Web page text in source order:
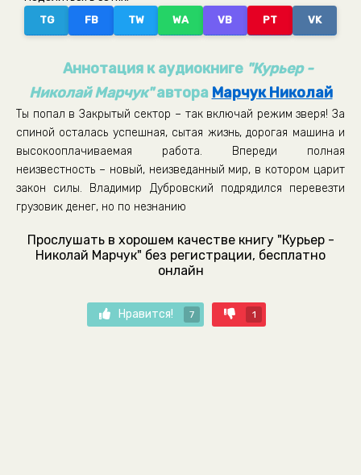
TG
FB TW WA VB PT VK
Аннотация к аудиокниге "Курьер -
Николай Марчук"автора Марчук Николай
Ты попал в Закрытый сектор – так включай режим зверя! За
спиной осталась успешная, сытая жизнь, дорогая машина и
высокооплачиваемая работа. Впереди полная
неизвестность – новый, неизведанный мир, в котором царит
закон силы. Владимир Дубровский подрядился перевезти
грузовик денег, но по незнанию
Прослушать в хорошем качестве книгу "Курьер -
Николай Марчук" без регистрации, бесплатно
онлайн
Нравится! 7 1